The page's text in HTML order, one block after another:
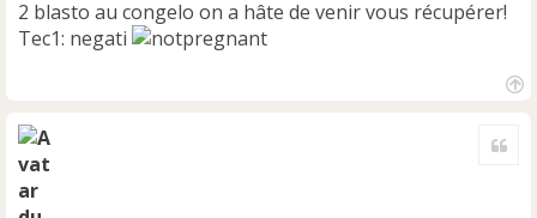
2 blasto au congelo on a hâte de venir vous récupérer!
Tec1: negati